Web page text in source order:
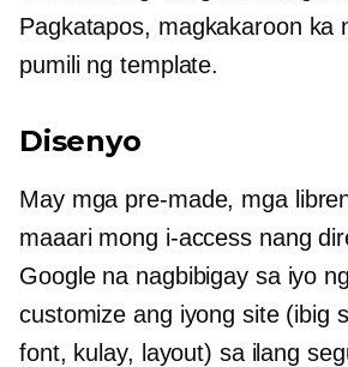
Pagkatapos, magkakaroon ka
pumili ng template.
Disenyo
May mga pre-made, mga
maaari mong i-access nang
Google na nagbibigay sa iyo
customize ang iyong site (ibig
font, kulay, layout) sa ilang